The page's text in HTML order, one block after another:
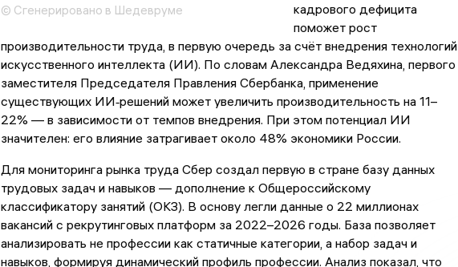
© Сгенерировано в Шедевруме
кадрового дефицита
поможет рост
производительности труда, в первую очередь за счёт внедрения технологий
искусственного интеллекта (ИИ). По словам Александра Ведяхина, первого
заместителя Председателя Правления Сбербанка, применение
существующих ИИ‑решений может увеличить производительность на 11–
22% — в зависимости от темпов внедрения. При этом потенциал ИИ
значителен: его влияние затрагивает около 48% экономики России.
Для мониторинга рынка труда Сбер создал первую в стране базу данных
трудовых задач и навыков — дополнение к Общероссийскому
классификатору занятий (ОКЗ). В основу легли данные о 22 миллионах
вакансий с рекрутинговых платформ за 2022–2026 годы. База позволяет
анализировать не профессии как статичные категории, а набор задач и
навыков, формируя динамический профиль профессии. Анализ показал, что